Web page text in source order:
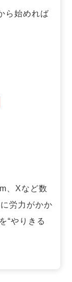
ら始めれば
、Xなど数
労力がかか
“やりきる